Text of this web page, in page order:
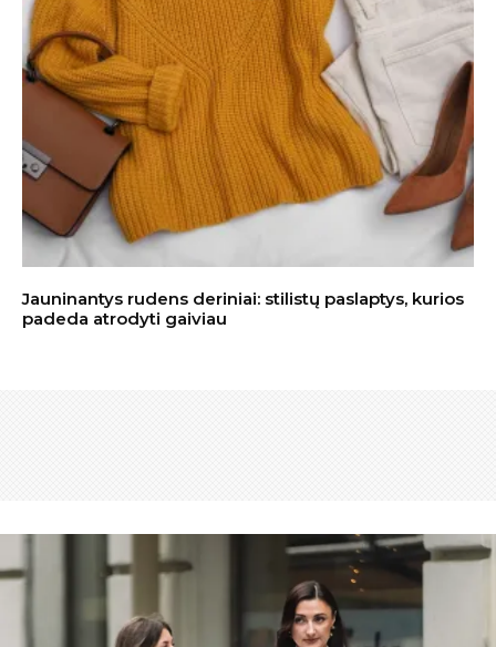
Jauninantys rudens deriniai: stilistų paslaptys, kurios
padeda atrodyti gaiviau